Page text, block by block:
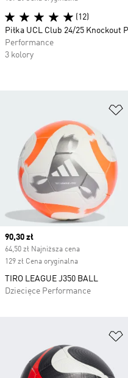
Current price
90,30 zł
64,50 zł Najniższa cena
129 zł Cena oryginalna
TIRO LEAGUE J350 BALL
Dziecięce Performance
(12)
Piłka UCL Club 24/25 Knockout
Performance
3 kolory